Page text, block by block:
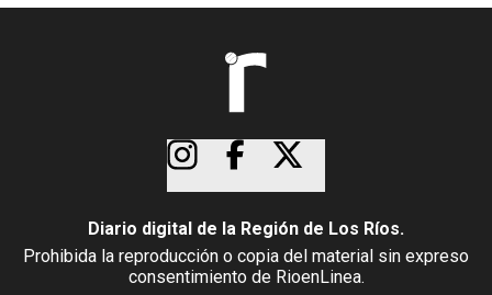
Diario digital de la Región de Los Ríos.
Prohibida la reproducción o copia del material sin expreso
consentimiento de RioenLinea.